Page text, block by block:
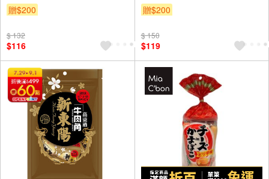
贈$200
$ 132
$116
贈$200
$ 150
$119